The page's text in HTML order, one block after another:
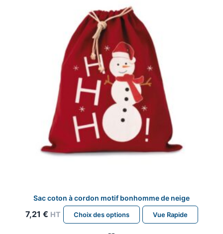
choisies
sur
page
du
produit
Sac coton à cordon motif bonhomme de neige
7,21 € HT Choix des options
Ce
produit
Vue Rapide